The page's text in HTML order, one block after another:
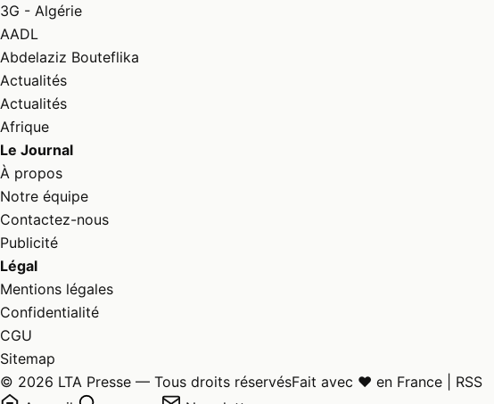
3G - Algérie
AADL
Abdelaziz Bouteflika
Actualités
Actualités
Afrique
Le Journal
À propos
Notre équipe
Contactez-nous
Publicité
Légal
Mentions légales
Confidentialité
CGU
Sitemap
© 2026 LTA Presse — Tous droits réservésFait avec ♥ en France | RSS